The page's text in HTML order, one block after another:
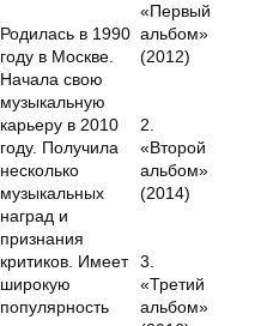
Родилась в 1990
году в Москве.
Начала свою
музыкальную
карьеру в 2010
году. Получила
несколько
музыкальных
наград и
признания
критиков. Имеет
широкую
популярность
«Первый
альбом»
(2012)
2.
«Второй
альбом»
(2014)
3.
«Третий
альбом»